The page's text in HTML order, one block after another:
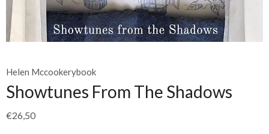
Helen Mccookerybook
Showtunes From The Shadows
€26,50